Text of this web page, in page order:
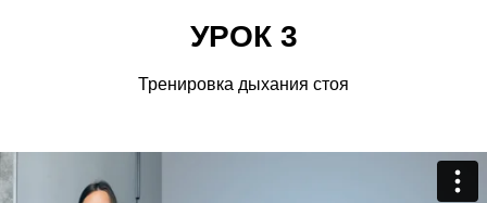
УРОК 3
Тренировка дыхания стоя